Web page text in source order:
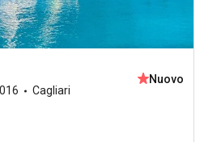
Cagliari
Nuovo